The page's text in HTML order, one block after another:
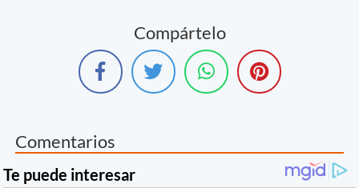
Compártelo
Comentarios